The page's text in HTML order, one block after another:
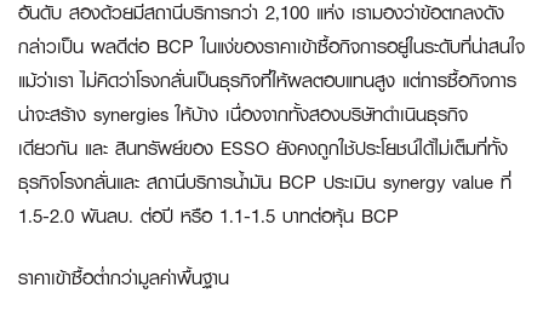
อันดับ สองด้วยมีสถานีบริการกว่า 2,100 แห่ง เรามองว่าข้อตกลงดัง
กล่าวเป็น ผลดีต่อ BCP ในแง่ของราคาเข้าซื้อกิจการอยู่ในระดับที่น่าสนใจ
แม้ว่าเรา ไม่คิดว่าโรงกลั่นเป็นธุรกิจที่ให้ผลตอบแทนสูง แต่การซื้อกิจการ
น่าจะสร้าง synergies ให้บ้าง เนื่องจากทั้งสองบริษัทดำเนินธุรกิจ
เดียวกัน และ สินทรัพย์ของ ESSO ยังคงถูกใช้ประโยชน์ได้ไม่เต็มที่ทั้ง
ธุรกิจโรงกลั่นและ สถานีบริการน้ำมัน BCP ประเมิน synergy value ที่
1.5-2.0 พันลบ. ต่อปี หรือ 1.1-1.5 บาทต่อหุ้น BCP
ราคาเข้าซื้อต่ำกว่ามูลค่าพื้นฐาน